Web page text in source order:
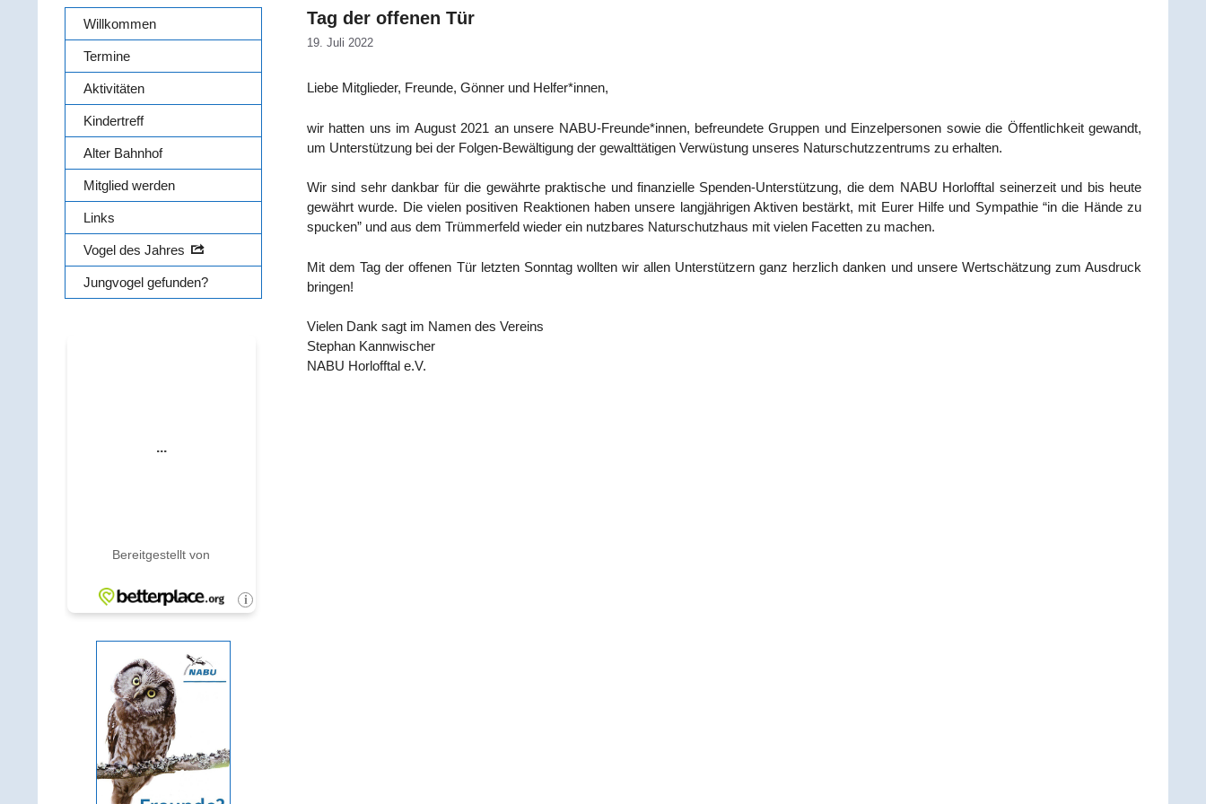
Tag der offenen Tür
19. Juli 2022
Lie­be Mit­glie­der, Freun­de, Gön­ner und Helfer*innen,
wir hat­ten uns im August 2021 an unse­re NABU-Freunde*innen, befreun­de­te Grup­pen und Ein­zel­per­so­nen sowie die Öffent­lich­keit gewandt,
um Unter­stüt­zung bei der Fol­gen-Bewäl­ti­gung der gewalt­tä­ti­gen Ver­wüs­tung unse­res Natur­schutz­zen­trums zu erhalten.
Wir sind sehr dank­bar für die gewähr­te prak­ti­sche und finan­zi­el­le Spen­den-Unter­stüt­zung, die dem NABU Horl­off­tal sei­ner­zeit und bis heu­te
gewährt wur­de. Die vie­len posi­ti­ven Reak­tio­nen haben unse­re lang­jäh­ri­gen Akti­ven bestärkt, mit Eurer Hil­fe und Sym­pa­thie “in die Hän­de zu
spu­cken” und aus dem Trüm­mer­feld wie­der ein nutz­ba­res Natur­schutz­haus mit vie­len Facet­ten zu machen.
Mit dem Tag der offe­nen Tür letz­ten Sonn­tag woll­ten wir allen Unter­stüt­zern ganz herz­lich dan­ken und unse­re Wert­schät­zung zum Aus­druck
bringen!
Vie­len Dank sagt im Namen des Ver­eins
Ste­phan Kann­wi­scher
NABU Horl­off­tal e.V.
Willkommen
Termine
Aktivitäten
Kindertreff
Alter Bahnhof
Mitglied werden
Links
Vogel des Jahres
Jungvogel gefunden?